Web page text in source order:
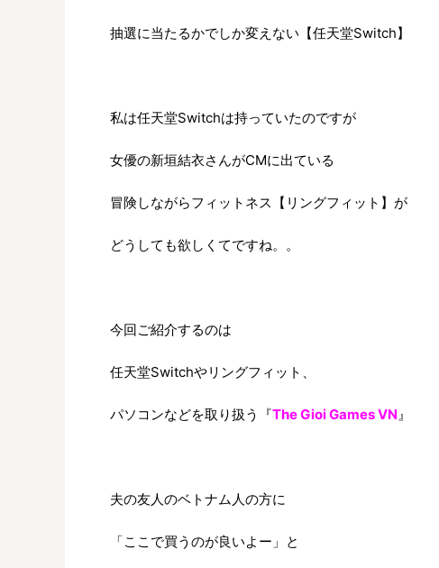
抽選に当たるかでしか変えない【任天堂Switch】
私は任天堂Switchは持っていたのですが
女優の新垣結衣さんがCMに出ている
冒険しながらフィットネス【リングフィット】が
どうしても欲しくてですね。。
今回ご紹介するのは
任天堂Switchやリングフィット、
パソコンなどを取り扱う『The Gioi Games VN 』
夫の友人のベトナム人の方に
「ここで買うのが良いよー」と